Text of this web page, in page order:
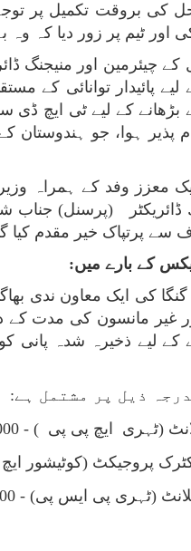
کی بروقت تکمیل پر
ٹیم پر زور دیا کہ وہ
چیئرمین اور منیجنگ
لیے پائیدار توانائی
بڑھانے کے لیے ٹی ایچ
پذیر ہوا، جو
معزز وفد کے ہمراہ
(پرسنل) جناب
پرتپاک خیر مقدم کیا
کے بارے میں:
کی ایک معاون ندی
غیر مانسون کی مدت کے
ذیل پر مشتمل ہے:
ایچ پی پی ) -